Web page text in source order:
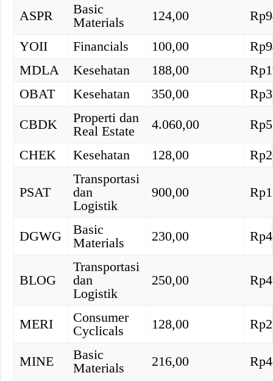
ASPR
Basic
Materials
124,00
YOII
Financials 100,00
MDLA
Kesehatan 188,00
OBAT
Kesehatan 350,00
CBDK
Properti dan
Real Estate
4.060,00
CHEK
Kesehatan 128,00
PSAT
Transportasi
dan
Logistik
900,00
DGWG
Basic
Materials
230,00
BLOG
Transportasi
dan
Logistik
250,00
MERI
Consumer
Cyclicals
128,00
MINE
Basic
Materials
216,00